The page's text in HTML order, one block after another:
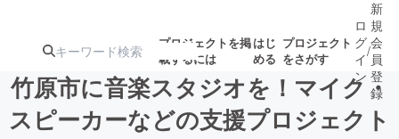
プロジェクトを掲
載するには
はじ
める
プロジェクト
をさがす
ロ
グ
イ
ン
/
新
規
会
員
登
録
竹原市に音楽スタジオを！マイク・
スピーカーなどの支援プロジェクト